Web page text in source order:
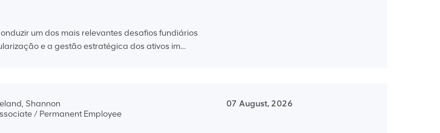
um dos mais relevantes desafios fundiários
e a gestão estratégica dos ativos im...
Shannon
/ Permanent Employee
07 August, 2026